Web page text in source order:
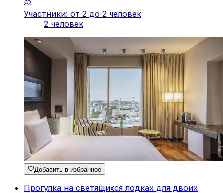
Участники: от 2 до 2 человек
2 человек
Добавить в избранное
Прогулка на светящихся лодках для двоих